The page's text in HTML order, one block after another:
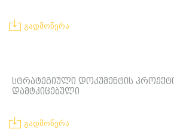
გადმოწერა
სტრატეგიული დოკუმენტის
დამტკიცებული
გადმოწერა